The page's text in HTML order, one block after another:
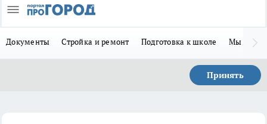
Документы Стройка и ремонт Подготовка к школе Мы в MAX
Принять